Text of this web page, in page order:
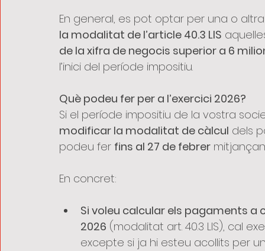
En general, es pot optar per una o
la modalitat de l’article 40.3 LIS
de la xifra de negocis superior a 6
l’inici del període impositiu.
Què podeu fer per a l’exercici 2026?
Si el període impositiu de la vostra
modificar la modalitat de càlcul dels
podeu fer fins al 27 de febrer
En concret:
Si voleu calcular els pagaments a
2026 (modalitat art. 40.3 LIS), cal
excepte si ja hi esteu acollits per